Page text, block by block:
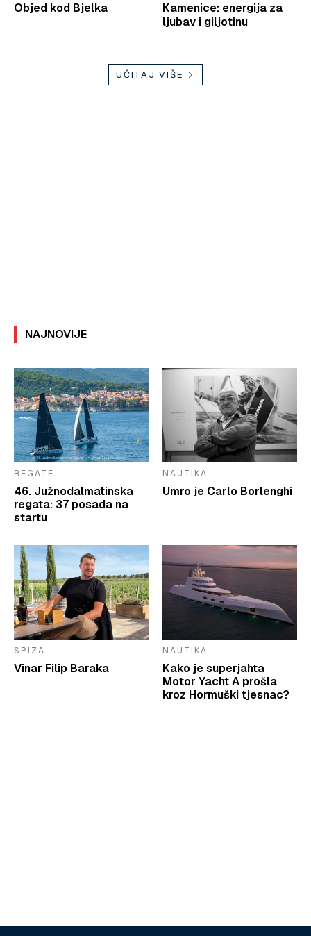
Objed kod Bjelka
Kamenice: energija za
ljubav i giljotinu
UČITAJ VIŠE
NAJNOVIJE
REGATE
46. Južnodalmatinska
regata: 37 posada na
startu
NAUTIKA
Umro je Carlo Borlenghi
SPIZA
Vinar Filip Baraka
NAUTIKA
Kako je superjahta
Motor Yacht A prošla
kroz Hormuški tjesnac?